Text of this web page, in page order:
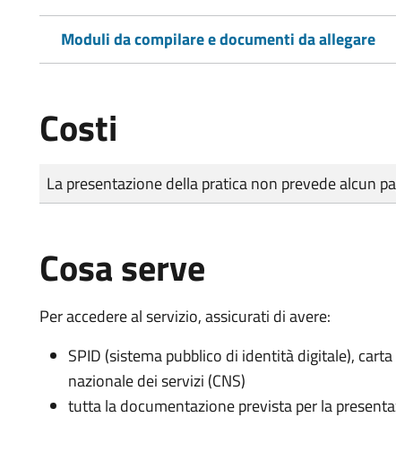
Moduli da compilare e documenti da allegare
Costi
Tipo di pagamento
Importo
La presentazione della pratica non prevede alcun
Cosa serve
Per accedere al servizio, assicurati di avere:
SPID (sistema pubblico di identità digitale),
nazionale dei servizi (CNS)
tutta la documentazione prevista per la